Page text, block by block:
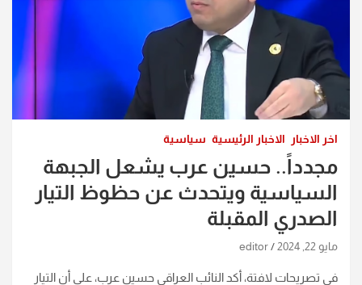
اخر الاخبار الاخبار الرئيسية سياسية
مجدداً.. حسين عرب يشعل الجبهة
السياسية ويتحدث عن حظوظ التيار
الصدري المقبلة
مايو 22, 2024 editor
في تصريحات لافتة، أكد النائب العراقي حسين عرب، على أن التيار